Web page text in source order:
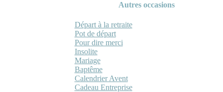
Autres occasions
Départ à la retraite
Pot de départ
Pour dire merci
Insolite
Mariage
Baptême
Calendrier Avent
Cadeau Entreprise